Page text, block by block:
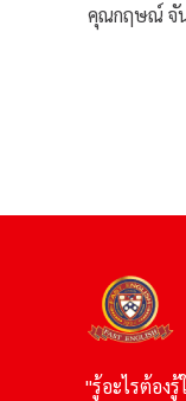
คุณกฤษณ์ จั
"รู้อะไรต้อง